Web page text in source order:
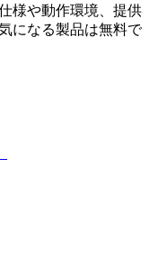
様や動作環境、提供
になる製品は無料で